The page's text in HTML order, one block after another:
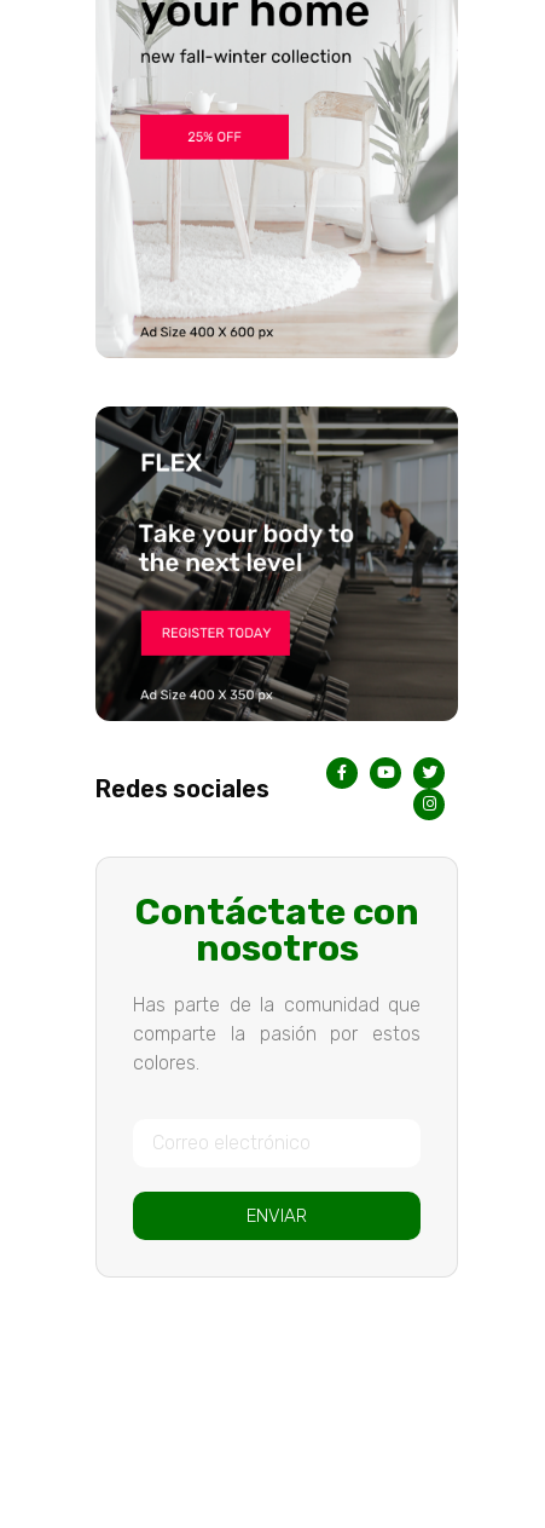
Redes sociales
Contáctate con
nosotros
Has parte de la comunidad que
comparte la pasión por estos
colores.
ENVIAR